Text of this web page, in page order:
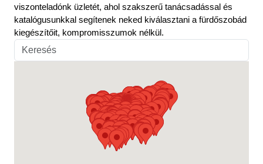
viszonteladónk üzletét, ahol szakszerű tanácsadással és
katalógusunkkal segítenek neked kiválasztani a fürdőszobád
kiegészítőit, kompromisszumok nélkül.